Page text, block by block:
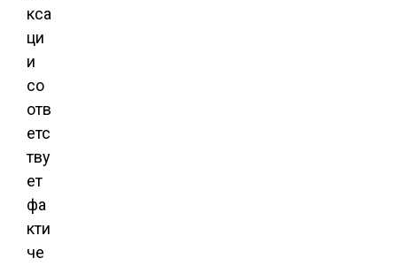
кса
ци
и
со
отв
етс
тву
ет
фа
кти
че